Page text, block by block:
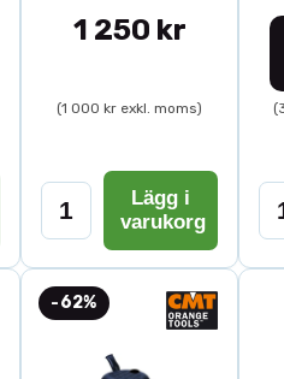
1 250 kr
(1 000 kr exkl. moms)
Lägg i
varukorg
-62%